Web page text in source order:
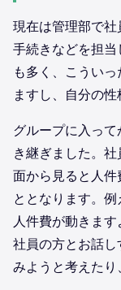
現在は管理部で
手続きなどを担
も多く、こうい
ますし、自分の性
グループに入っ
き継ぎました。
面から見ると人
ととなります。例
人件費が動きます
社員の方とお話
みようと考えたり